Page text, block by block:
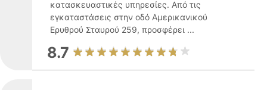
κατασκευαστικές υπηρεσίες. Από τις
εγκαταστάσεις στην οδό Αμερικανικού
Ερυθρού Σταυρού 259, προσφέρει ...
8.7